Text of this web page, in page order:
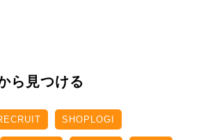
ら見つける
SHOPLOGI